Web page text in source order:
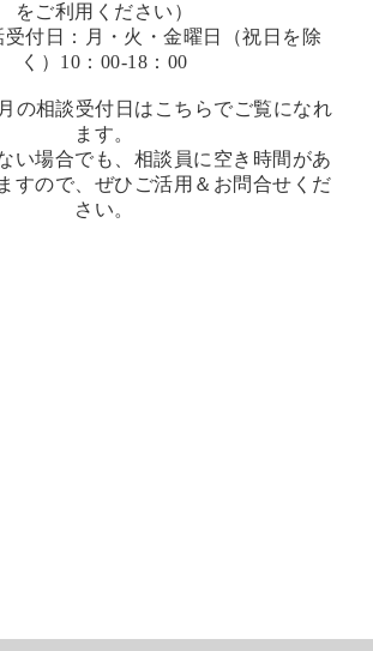
をご利用ください）
付日：月・火・金曜日（祝日を除
く）10：00-18：00
の相談受付日は こちらでご覧になれ
ます。
い場合でも、相談員に空き時間があ
すので、ぜひご活用＆お問合せくだ
さい。